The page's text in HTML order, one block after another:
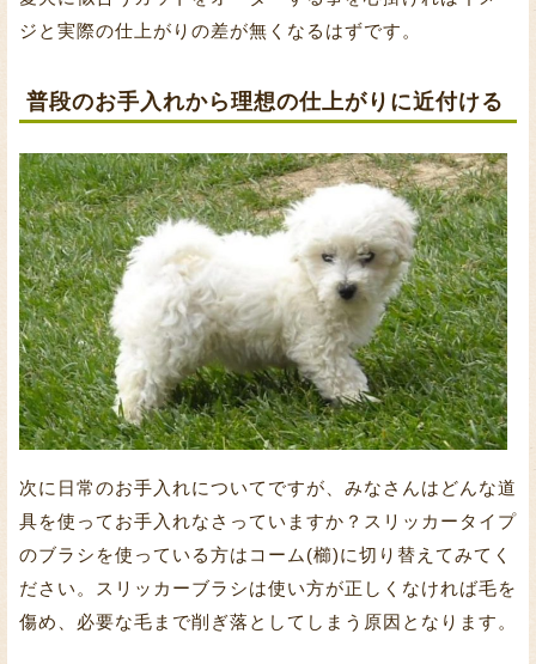
ジと実際の仕上がりの差が無くなるはずです。
普段のお手入れから理想の仕上がりに近付ける
次に日常のお手入れについてですが、みなさんはどんな道
具を使ってお手入れなさっていますか？スリッカータイプ
のブラシを使っている方はコーム(櫛)に切り替えてみてく
ださい。スリッカーブラシは使い方が正しくなければ毛を
傷め、必要な毛まで削ぎ落としてしまう原因となります。